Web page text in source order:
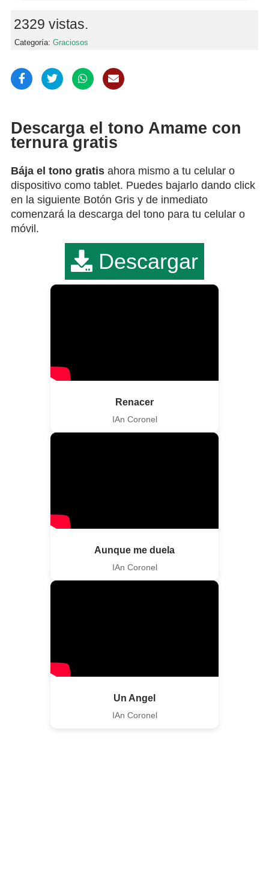
2329 vistas.
Categoría: Graciosos
Descarga el tono Amame con
ternura gratis
Bája el tono gratis ahora mismo a tu celular o
dispositivo como tablet. Puedes bajarlo dando click
en la siguiente Botón Gris y de inmediato
comenzará la descarga del tono para tu celular o
móvil.
Descargar
Renacer
IAn Coronel
Aunque me duela
IAn Coronel
Un Angel
IAn Coronel